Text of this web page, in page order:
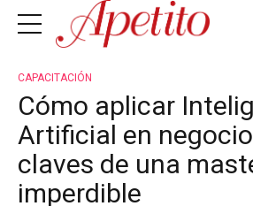
CAPACITACIÓN
Cómo aplicar
Artificial en
claves de una
imperdible